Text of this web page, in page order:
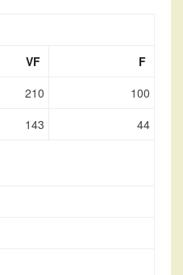
VF
F
210
100
143 44